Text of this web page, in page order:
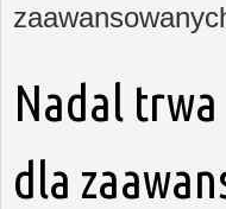
Nadal
dla